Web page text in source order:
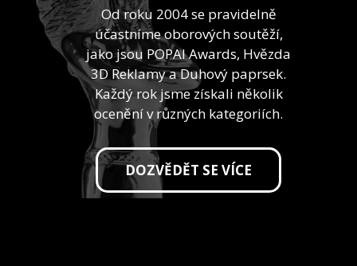
Od roku 2004 se pravidelně
účastníme oborových soutěží,
jako jsou POPAI Awards, Hvězda
3D Reklamy a Duhový paprsek.
Každý rok jsme získali několik
ocenění v různých kategoriích.
DOZVĚDĚT SE VÍCE